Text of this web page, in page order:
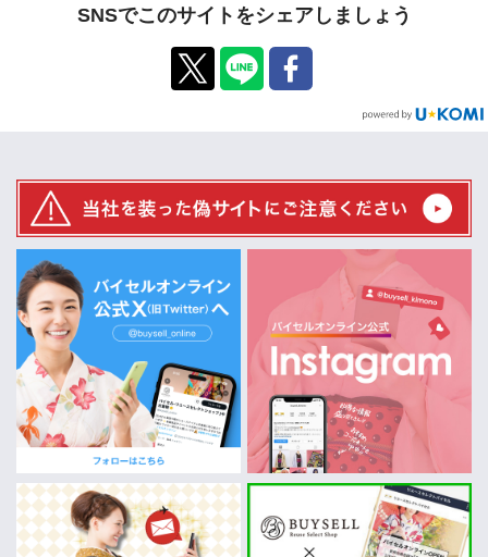
SNSでこのサイトをシェアしましょう